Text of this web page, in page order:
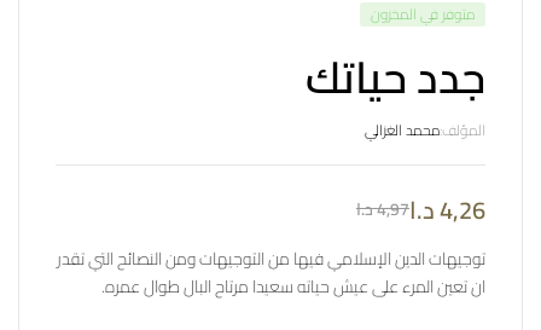
متوفر في المخزون
جدد حياتك
المؤلف:محمد الغزالي
4,97د.ا 4,26د.ا
توجيهات الدين الإسلامي فيها من التوجيهات ومن النصائح التي تقدر
ان تعين المرء على عيش حياته سعيدا مرتاح البال طوال عمره.